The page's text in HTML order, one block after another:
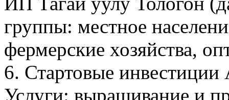
группы: местное
фермерские хозяйства,
6. Стартовые
Услуги: выращивание и